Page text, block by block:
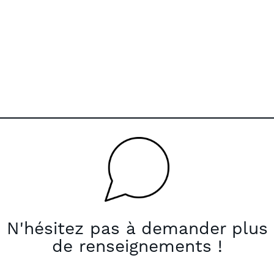
N'hésitez pas à demander plus
de renseignements !